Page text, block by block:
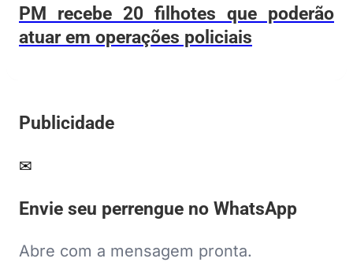
PM recebe 20 filhotes que poderão
atuar em operações policiais
Publicidade
✉
Envie seu perrengue no WhatsApp
Abre com a mensagem pronta.